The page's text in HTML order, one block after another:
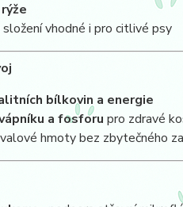
vhodné i pro citlivé psy
bílkovin a energie
a fosforu pro zdravé
hmoty bez zbytečného